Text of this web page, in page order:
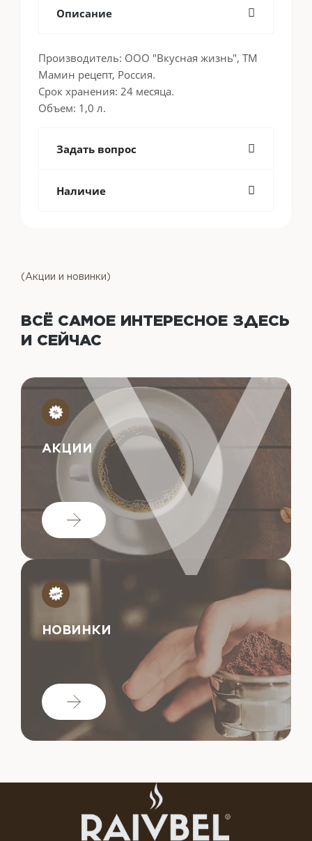
Описание
Производитель: ООО "Вкусная жизнь", ТМ
Мамин рецепт, Россия.
Срок хранения: 24 месяца.
Объем: 1,0 л.
Задать вопрос
Наличие
(Акции и новинки)
ВСЁ САМОЕ ИНТЕРЕСНОЕ ЗДЕСЬ
И СЕЙЧАС
АКЦИИ
НОВИНКИ